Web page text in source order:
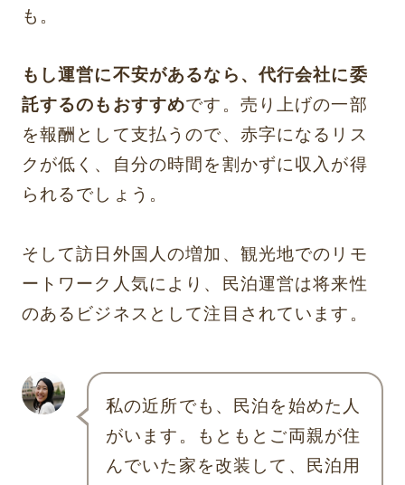
も。
もし運営に不安があるなら、代行会社に委
託するのもおすすめです。売り上げの一部
を報酬として支払うので、赤字になるリス
クが低く、自分の時間を割かずに収入が得
られるでしょう。
そして訪日外国人の増加、観光地でのリモ
ートワーク人気により、民泊運営は将来性
のあるビジネスとして注目されています。
私の近所でも、民泊を始めた人
がいます。もともとご両親が住
んでいた家を改装して、民泊用